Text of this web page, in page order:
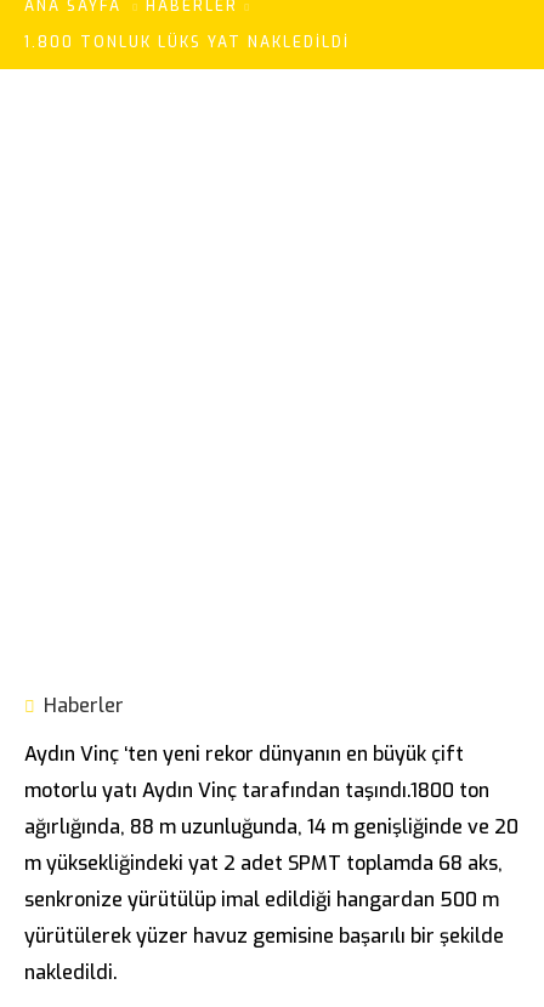
ANA SAYFA
HABERLER
1.800 TONLUK LÜKS YAT NAKLEDILDI
Haberler
Aydın Vinç ‘ten yeni rekor dünyanın en büyük çift
motorlu yatı Aydın Vinç tarafından taşındı.1800 ton
ağırlığında, 88 m uzunluğunda, 14 m genişliğinde ve 20
m yüksekliğindeki yat 2 adet SPMT toplamda 68 aks,
senkronize yürütülüp imal edildiği hangardan 500 m
yürütülerek yüzer havuz gemisine başarılı bir şekilde
nakledildi.